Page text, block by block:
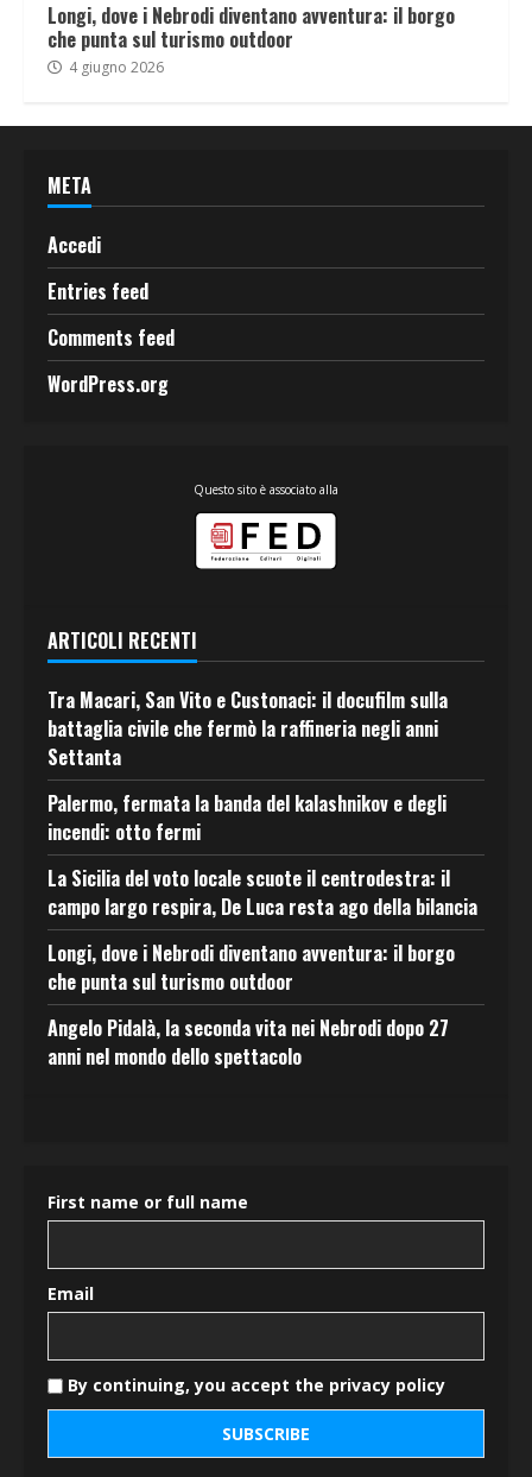
Longi, dove i Nebrodi diventano avventura: il borgo
che punta sul turismo outdoor
4 giugno 2026
META
Accedi
Entries feed
Comments feed
WordPress.org
Questo sito è associato alla
ARTICOLI RECENTI
Tra Macari, San Vito e Custonaci: il docufilm sulla
battaglia civile che fermò la raffineria negli anni
Settanta
Palermo, fermata la banda del kalashnikov e degli
incendi: otto fermi
La Sicilia del voto locale scuote il centrodestra: il
campo largo respira, De Luca resta ago della bilancia
Longi, dove i Nebrodi diventano avventura: il borgo
che punta sul turismo outdoor
Angelo Pidalà, la seconda vita nei Nebrodi dopo 27
anni nel mondo dello spettacolo
First name or full name
Email
By continuing, you accept the privacy policy